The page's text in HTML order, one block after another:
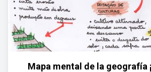
Mapa mental de la geografía